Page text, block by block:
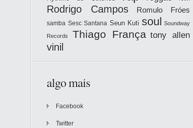
Rodrigo Campos Romulo Fróes
samba Sesc Santana Seun Kuti soul Soundway
Records Thiago França tony allen
vinil
algo mais
Facebook
Twitter